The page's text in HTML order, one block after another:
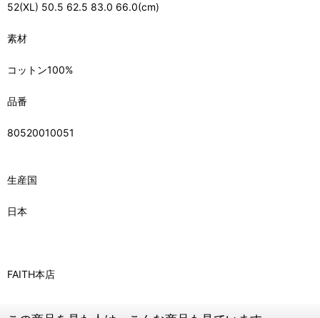
52(XL) 50.5 62.5 83.0 66.0(cm)
素材
コットン100%
品番
80520010051
生産国
日本
FAITH本店